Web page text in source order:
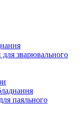
для зварювального
паяльного